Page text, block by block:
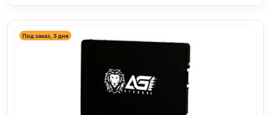
Под заказ, 3 дня